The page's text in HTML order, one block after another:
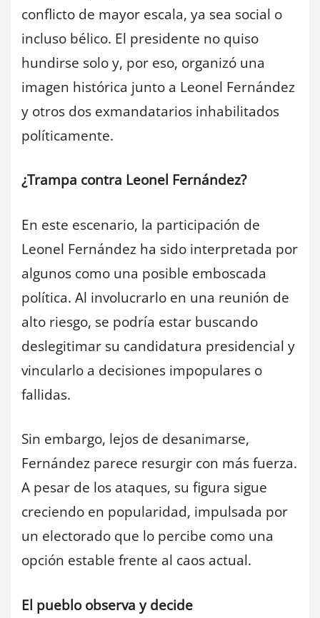
conflicto de mayor escala, ya sea social o
incluso bélico. El presidente no quiso
hundirse solo y, por eso, organizó una
imagen histórica junto a Leonel Fernández
y otros dos exmandatarios inhabilitados
políticamente.
¿Trampa contra Leonel Fernández?
En este escenario, la participación de
Leonel Fernández ha sido interpretada por
algunos como una posible emboscada
política. Al involucrarlo en una reunión de
alto riesgo, se podría estar buscando
deslegitimar su candidatura presidencial y
vincularlo a decisiones impopulares o
fallidas.
Sin embargo, lejos de desanimarse,
Fernández parece resurgir con más fuerza.
A pesar de los ataques, su figura sigue
creciendo en popularidad, impulsada por
un electorado que lo percibe como una
opción estable frente al caos actual.
El pueblo observa y decide